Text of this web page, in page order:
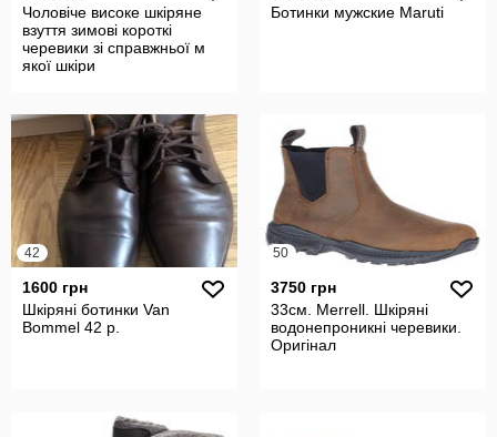
Чоловіче високе шкіряне
взуття зимові короткі
черевики зі справжньої м
якої шкіри
Ботинки мужские Maruti
42
1600 грн
Шкіряні ботинки Van
Bommel 42 р.
50
3750 грн
33см. Merrell. Шкіряні
водонепроникні черевики.
Оригінал